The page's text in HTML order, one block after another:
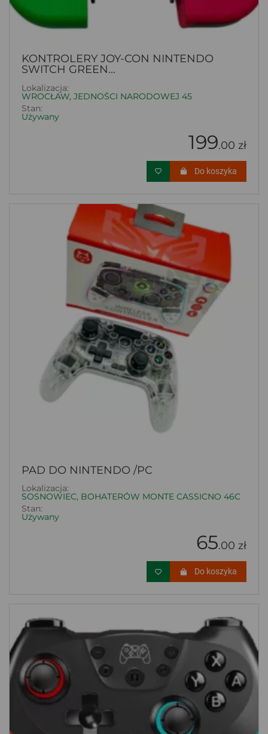
KONTROLERY JOY-CON NINTENDO
SWITCH GREEN...
Lokalizacja:
WROCŁAW, JEDNOŚCI NARODOWEJ 45
Stan:
Używany
199.00 zł
Do koszyka
PAD DO NINTENDO /PC
Lokalizacja:
SOSNOWIEC, BOHATERÓW MONTE CASSICNO 46C
Stan:
Używany
65.00 zł
Do koszyka